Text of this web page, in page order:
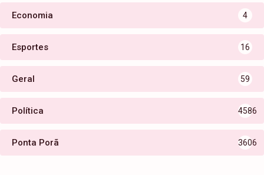
Economia 4
Esportes 16
Geral 59
Política 4586
Ponta Porã 3606